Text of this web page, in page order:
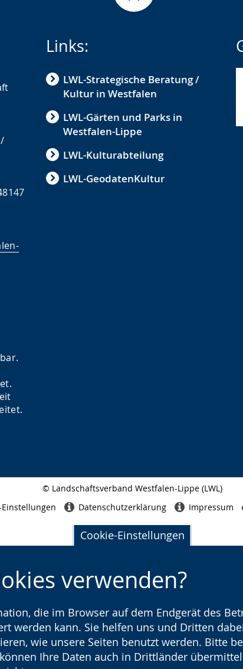
Cookie-Einstellungen
verwenden?
die im Browser auf dem Endgerät des
werden kann. Sie helfen uns und Dritten
wie unsere Seiten benutzt werden. Bitte
Ihre Daten auch in Drittländer
Links:
LWL-Strategische Beratung /
Kultur in Westfalen
LWL-Gärten und Parks in
Westfalen-Lippe
LWL-Kulturabteilung
LWL-GeodatenKultur
© Landschaftsverband Westfalen-Lippe (LWL)
Einstellungen Datenschutzerklärung Impressum